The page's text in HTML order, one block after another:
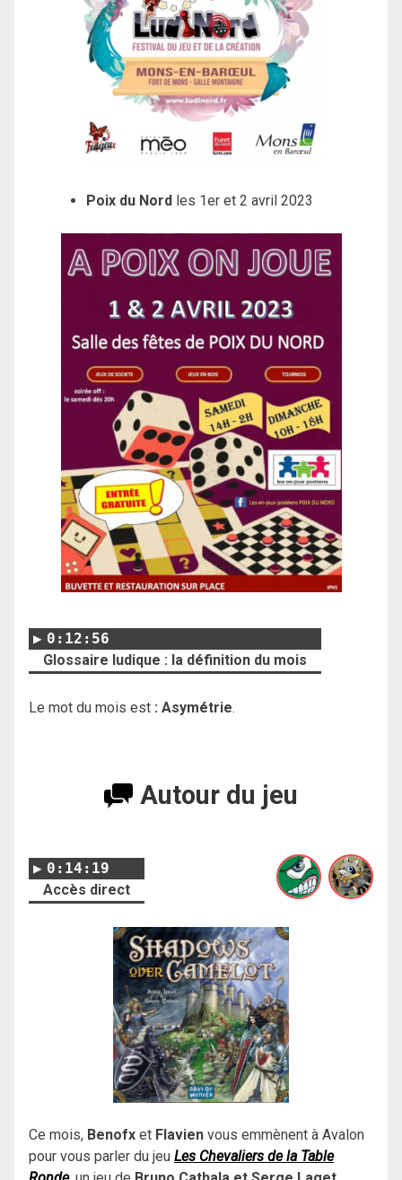
Poix du Nord les 1er et 2 avril 2023
0:12:56
Glossaire ludique : la définition du mois
Le mot du mois est : Asymétrie.
Autour du jeu
0:14:19
Accès direct
Ce mois, Benofx et Flavien vous emmènent à Avalon
pour vous parler du jeu Les Chevaliers de la Table